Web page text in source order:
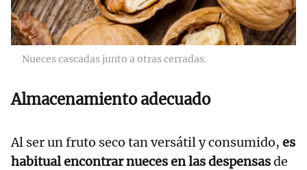
Nueces cascadas junto a otras cerradas.
Almacenamiento adecuado
Al ser un fruto seco tan versátil y consumido, es
habitual encontrar nueces en las despensasde